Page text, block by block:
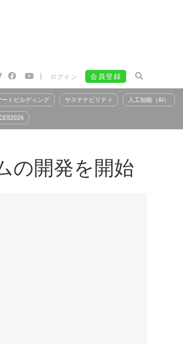
| ログイン 会員登録
ートビルディング サステナビリティ 人工知能（AI）
の開発を開始